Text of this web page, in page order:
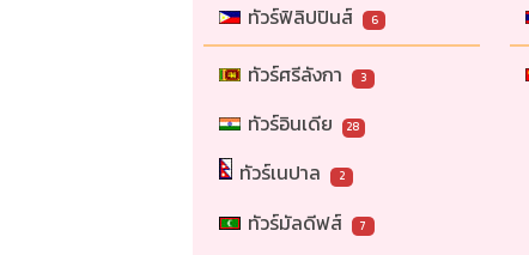
ทัวร์ฟิลิปปินส์ 6
ทัวร์ศรีลังกา 3
ทัวร์อินเดีย 28
ทัวร์เนปาล 2
ทัวร์มัลดีฟส์ 7